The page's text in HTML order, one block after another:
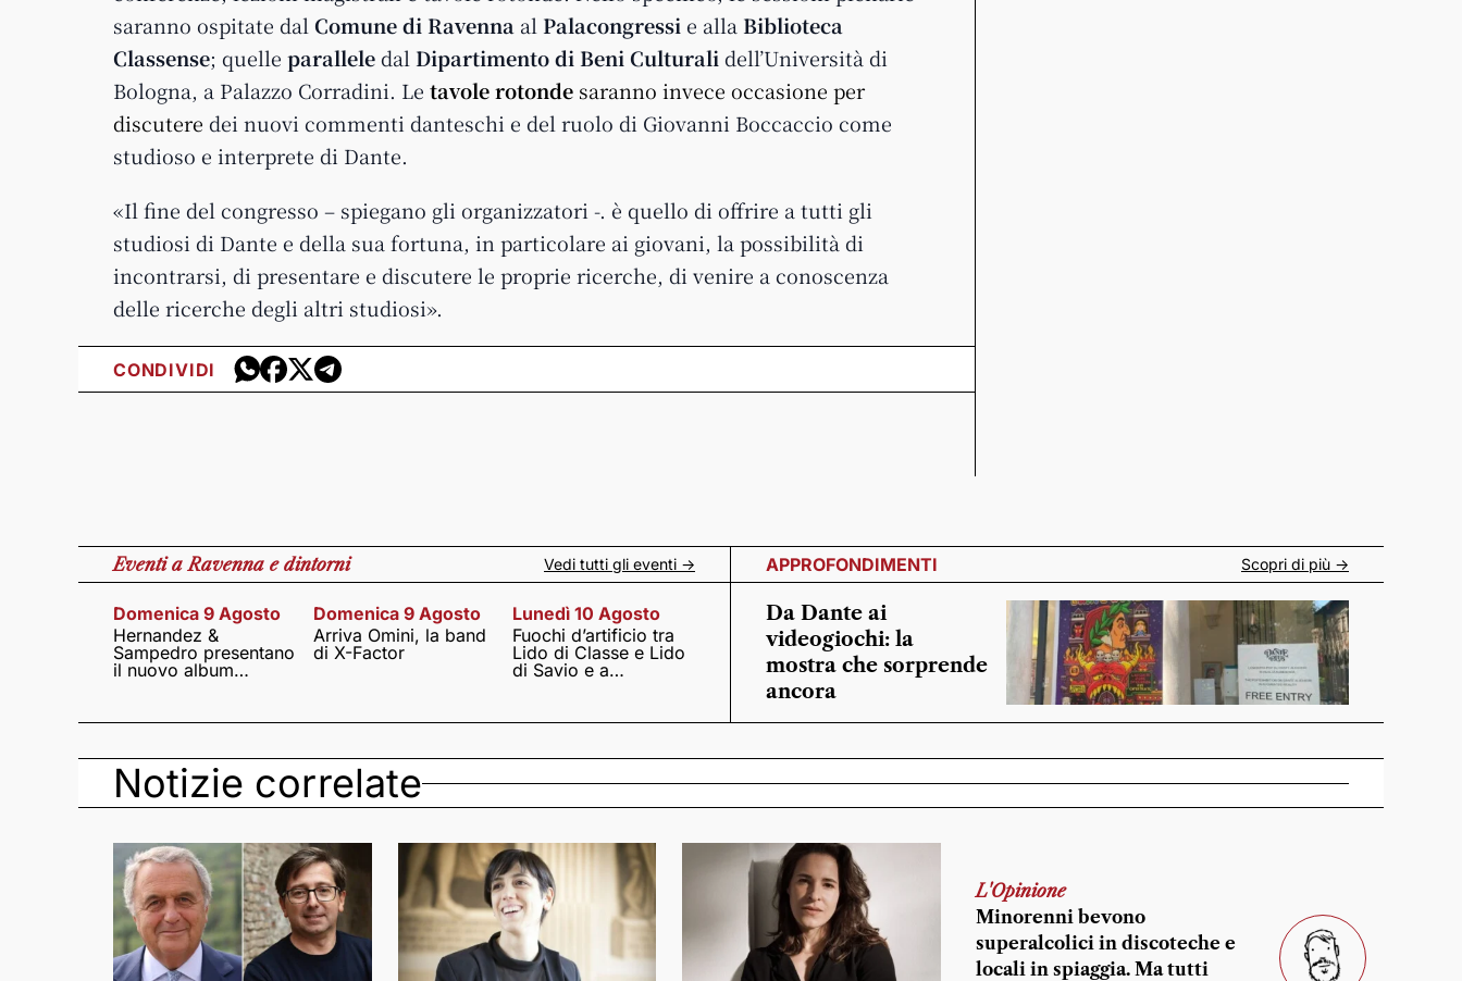
saranno ospitate dal Comune di Ravenna al Palacongressi e alla Biblioteca
Classense; quelle paralleledal Dipartimento di Beni Culturali dell’Università di
Bologna, a Palazzo Corradini. Le tavole rotonde saranno invece occasione per
discutere dei nuovi commenti danteschi e del ruolo di Giovanni Boccaccio come
studioso e interprete di Dante.
«Il fine del congresso – spiegano gli organizzatori -. è quello di offrire a tutti gli
studiosi di Dante e della sua fortuna, in particolare ai giovani, la possibilità di
incontrarsi, di presentare e discutere le proprie ricerche, di venire a conoscenza
delle ricerche degli altri studiosi».
CONDIVIDI
Eventia Ravenna e dintorni Vedi tutti gli eventi ->
Domenica 9 Agosto
Hernandez &
Sampedro presentano
il nuovo album
Domenica 9 Agosto
Arriva Omini, la band
di X-Factor
Lunedì 10 Agosto
Fuochi d’artificio tra
Lido di Classe e Lido
di Savio e a
APPROFONDIMENTI Scopri di più ->
Da Dante ai
videogiochi: la
mostra che sorprende
ancora
Notizie correlate
L'Opinione
Minorenni bevono
superalcolici in discoteche e
locali in spiaggia. Ma tutti